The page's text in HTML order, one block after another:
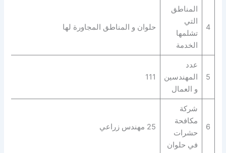
4
المناطق
التي
تشلمها
الخدمة
حلوان و المناطق المجاورة لها
5
عدد
المهندسين
و العمال
111
6
شركة
مكافحة
حشرات
في حلوان
25 مهندس زراعي